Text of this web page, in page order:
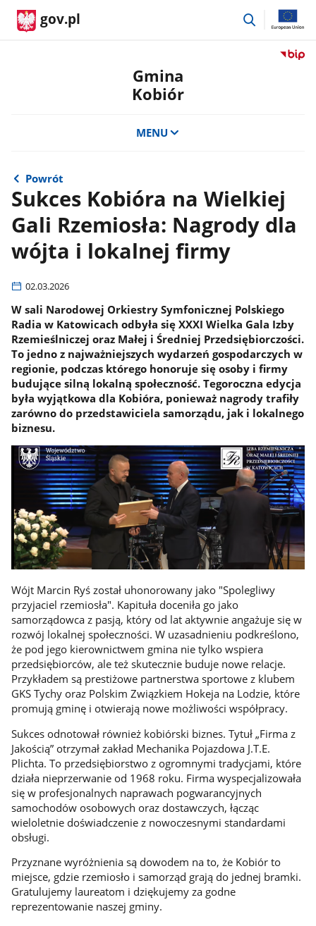
gov.pl
przejdź
Przejdź
Gmina
Kobiór
MENU
Powrót
Sukces Kobióra na Wielkiej
Gali Rzemiosła: Nagrody dla
wójta i lokalnej firmy
02.03.2026
W sali Narodowej Orkiestry Symfonicznej Polskiego
Radia w Katowicach odbyła się XXXI Wielka Gala Izby
Rzemieślniczej oraz Małej i Średniej Przedsiębiorczości.
To jedno z najważniejszych wydarzeń gospodarczych w
regionie, podczas którego honoruje się osoby i firmy
budujące silną lokalną społeczność. Tegoroczna edycja
była wyjątkowa dla Kobióra, ponieważ nagrody trafiły
zarówno do przedstawiciela samorządu, jak i lokalnego
biznesu.
Wójt Marcin Ryś został uhonorowany jako "Spolegliwy
przyjaciel rzemiosła". Kapituła doceniła go jako
samorządowca z pasją, który od lat aktywnie angażuje się w
rozwój lokalnej społeczności. W uzasadnieniu podkreślono,
że pod jego kierownictwem gmina nie tylko wspiera
przedsiębiorców, ale też skutecznie buduje nowe relacje.
Przykładem są prestiżowe partnerstwa sportowe z klubem
GKS Tychy oraz Polskim Związkiem Hokeja na Lodzie, które
promują gminę i otwierają nowe możliwości współpracy.
Sukces odnotował również kobiórski biznes. Tytuł „Firma z
Jakością” otrzymał zakład Mechanika Pojazdowa J.T.E.
Plichta. To przedsiębiorstwo z ogromnymi tradycjami, które
działa nieprzerwanie od 1968 roku. Firma wyspecjalizowała
się w profesjonalnych naprawach pogwarancyjnych
samochodów osobowych oraz dostawczych, łącząc
wieloletnie doświadczenie z nowoczesnymi standardami
obsługi.
Przyznane wyróżnienia są dowodem na to, że Kobiór to
miejsce, gdzie rzemiosło i samorząd grają do jednej bramki.
Gratulujemy laureatom i dziękujemy za godne
reprezentowanie naszej gminy.